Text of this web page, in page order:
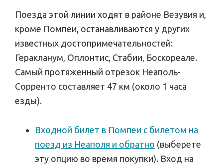
Поезда этой линии ходят в районе Везувия и,
кроме Помпеи, останавливаются у других
известных достопримечательностей:
Геракланум, Оплонтис, Стабии, Боскореале.
Самый протяженный отрезок Неаполь-
Сорренто составляет 47 км (около 1 часа
езды).
Входной билет в Помпеи с билетом на
поезд из Неаполя и обратно (выберете
эту опцию во время покупки). Вход на